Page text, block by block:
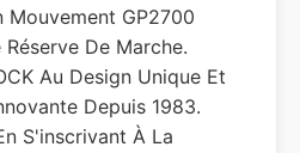
Mouvement GP2700
De Marche.
Au Design Unique Et
Depuis 1983.
S'inscrivant À La